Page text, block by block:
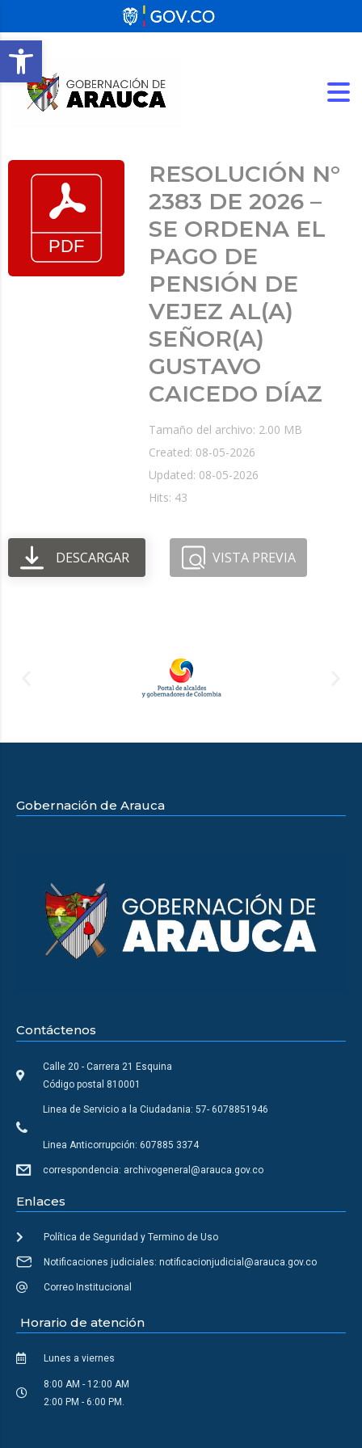
Abrir barra de herramientas
RESOLUCIÓN N°
2383 DE 2026 –
SE ORDENA EL
PAGO DE
PENSIÓN DE
VEJEZ AL(A)
SEÑOR(A)
GUSTAVO
CAICEDO DÍAZ
Tamaño del archivo: 2.00 MB
Created: 08-05-2026
Updated: 08-05-2026
Hits: 43
DESCARGAR VISTA PREVIA
Gobernación de Arauca
Contáctenos
Calle 20 - Carrera 21 Esquina
Código postal 810001
Linea de Servicio a la Ciudadania: 57- 6078851946
Linea Anticorrupción: 607885 3374
correspondencia: archivogeneral@arauca.gov.co
Enlaces
Política de Seguridad y Termino de Uso
Notificaciones judiciales: notificacionjudicial@arauca.gov.co
Correo Institucional
Horario de atención
Lunes a viernes
8:00 AM - 12:00 AM
2:00 PM - 6:00 PM.